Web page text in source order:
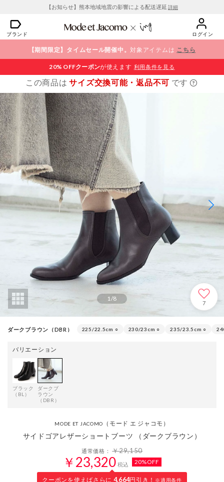
【お知らせ】熊本地域地震の影響による配送遅延 詳細
ブランド ログイン
【期間限定】タイムセール開催中。対象アイテムは こちら
20% OFFクーポンが使えます 利用条件を見る
この商品はサイズ交換可能・返品不可 です
1/8
7
ダークブラウン（DBR） 225/22.5cm ○ 230/23cm ○ 235/23.5cm ○
バリエーション
ブラック
（BL）
ダークブ
ラウン
（DBR）
MODE ET JACOMO （モード エ ジャコモ）
サイドゴアレザーショートブーツ （ダークブラウン）
通常価格：￥29,150
￥23,320 税込 20%OFF
クーポンを使えばさらに 4,664円引き！ ※適用条件